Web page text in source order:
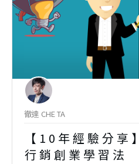
徹達 CHE TA
【10年經驗分享
行銷創業學習法